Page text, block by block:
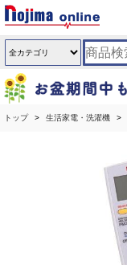
トップ 生活家電・洗濯機